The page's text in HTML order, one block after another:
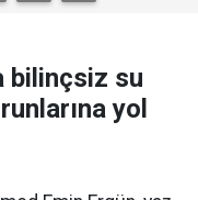
bilinçsiz su
yol